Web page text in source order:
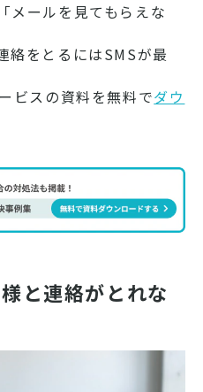
メールを見てもらえな
絡をとるにはSMSが最
ビスの資料を無料でダウ
と連絡がとれな